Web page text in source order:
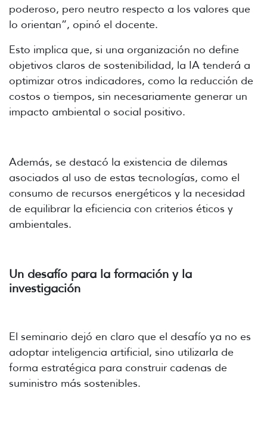
poderoso, pero neutro respecto a los valores que
lo orientan”, opinó el docente.
Esto implica que, si una organización no define
objetivos claros de sostenibilidad, la IA tenderá a
optimizar otros indicadores, como la reducción de
costos o tiempos, sin necesariamente generar un
impacto ambiental o social positivo.
Además, se destacó la existencia de dilemas
asociados al uso de estas tecnologías, como el
consumo de recursos energéticos y la necesidad
de equilibrar la eficiencia con criterios éticos y
ambientales.
Un desafío para la formación y la
investigación
El seminario dejó en claro que el desafío ya no es
adoptar inteligencia artificial, sino utilizarla de
forma estratégica para construir cadenas de
suministro más sostenibles.